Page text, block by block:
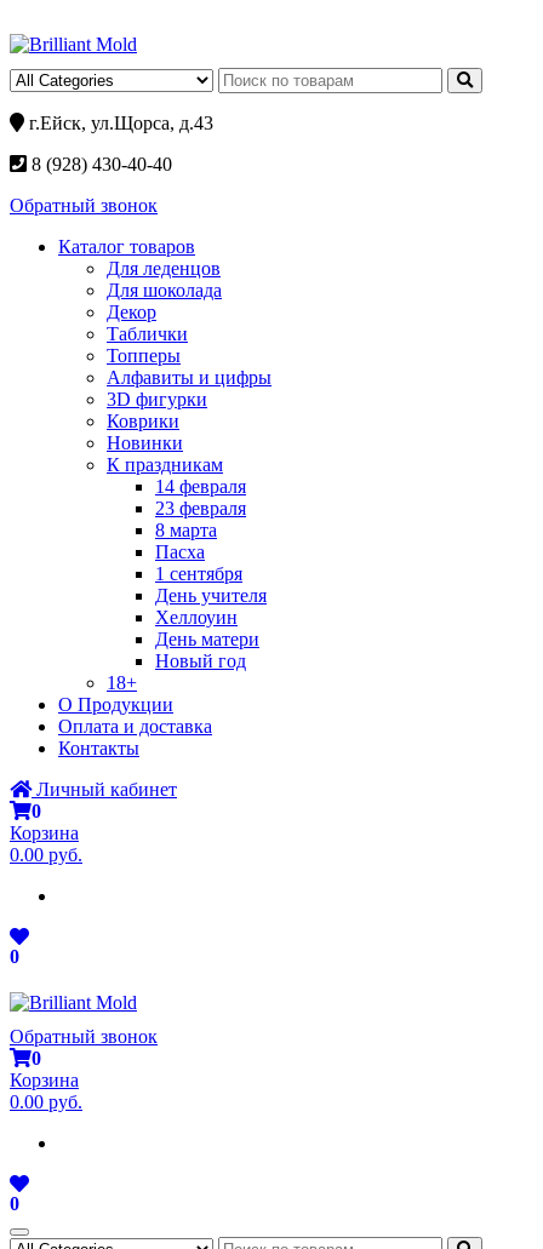
г.Ейск, ул.Щорса, д.43
8 (928) 430-40-40
Обратный звонок
Каталог товаров
Для леденцов
Для шоколада
Декор
Таблички
Топперы
Алфавиты и цифры
3D фигурки
Коврики
Новинки
К праздникам
14 февраля
23 февраля
8 марта
Пасха
1 сентября
День учителя
Хеллоуин
День матери
Новый год
18+
О Продукции
Оплата и доставка
Контакты
Личный кабинет
0
Корзина
0.00 руб.
0
Обратный звонок
0
Корзина
0.00 руб.
0